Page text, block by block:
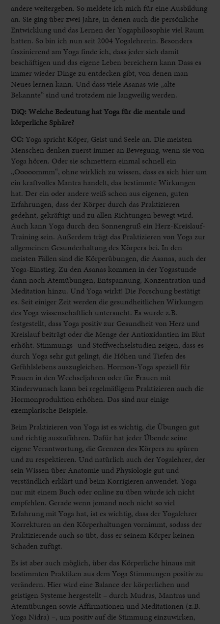
andere weitergeben. So meldete ich mich für eine Ausbildung
an. Sie ging über zwei Jahre, in denen auch die persönliche
Entwicklung und das Lernen der Yogaphilosophie viel Raum
hatten. So bin ich nun seit 2004 Yogalehrerin. Besonders
faszinierend am Yoga finde ich, dass jeder sich damit
beschäftigen und das eigene Leben bereichern kann Dass es
immer wieder Dinge zu entdecken gibt, von denen man
Neues lernen kann. Und dass viele Asanas wie „alte
Bekannte“ sind und trotzdem nie langweilig werden.
DiQ: Welche Bedeutung hat Yoga für die mentale und
körperliche Sphäre?
CC: Yoga spricht Köper, Geist und Seele an. Die meisten
Menschen denken zuerst immer an Bewegung, wenn sie von
Yoga hören. Oder sie schmettern einmal schnell ein
„Ooooommm“, ohne wirklich zu wissen, dass es sich hier um
ein kraftvolles Mantra handelt, das bestimmte Wirkungen
hat. Der ein oder andere weiß schon aus eigenen, guten
Erfahrungen, dass der Körper durch das Praktizieren
gedehnt, gekräftigt und zu allen Richtungen bewegt wird.
Auch kann Yoga durch den Sonnengruß ein Herz-Kreislauf-
Training sein. Außerdem trägt das Praktizieren von Yoga zur
allgemeinen Gesunderhaltung des Körpers bei. In den
meisten Fällen sind die Körperübungen, die Asanas, auch der
Yoga-Einstieg. Zu den Asanas kommen in der Yogastunde
dann noch Atemübungen, Entspannung, Konzentration und
Meditation hinzu. Und Yoga wirkt! Die Forschung bestätigt
es. Seit einiger Zeit werden die gesundheitlichen Wirkungen
des Yoga wissenschaftlich untersucht. Es wurde z.B.
festgestellt, dass Yoga positiv zur Gesundheit von Herz und
Kreislauf beiträgt oder die Menge der Antioxidantien im Blut
erhöht. Stimmungs- und Stoffwechselstudien zeigen, dass es
durch Yoga sehr gut gelingt, die Höhen und Tiefen des
Gefühlslebens auszugleichen. Hormon-Yoga speziell für
Frauen in den Wechseljahren oder für Frauen mit
Kinderwunsch kann bei regelmäßigem Praktizieren auch die
Hormonproduktion erhöhen. Das sind nur einige
exemplarische Beispiele.
Beim Praktizieren von Yoga ist es wichtig, die Übungen gut
und richtig auszuführen. Dafür hat jeder Übende seine
eigene Verantwortung, die Grenzen des Körpers zu spüren
und zu respektieren. Und natürlich auch der Yogalehrer, der
sein Wissen über Anatomie und Physiologie gut und
verständlich erklärt und beim Korrigieren anwendet. Yoga
nur mit einem Buch oder online zu üben würde ich nicht
empfehlen. Gerade wenn jemand noch nicht so viel
Erfahrung mit Yoga hat, ist es wichtig, dass der Yogalehrer
Korrekturen an den Körperhaltungen vornimmt, sodass der
Praktizierende auch so übt, dass er seinem Körper keinen
Schaden zufügt.
Es ist aber auch möglich, über das Körperliche hinaus mit
bestimmten Praktiken aus dem Yoga Stimmungen positiv zu
verändern. Hier wird eine Balance der körperlichen und
geistigen Systeme hergestellt – durch Mudras, Mantras und
Atemübungen sowie Affirmationen und Meditationen (z.B.
Yoga Nidra) –, um positiv auf die Stimmung einzuwirken,